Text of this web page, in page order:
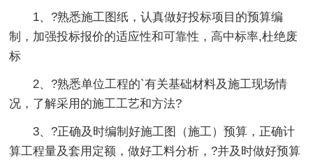
1、?熟悉施工图纸，认真做好投标项目的预算编
制，加强投标报价的适应性和可靠性，高中标率,杜绝废
标
2、?熟悉单位工程的`有关基础材料及施工现场情
况，了解采用的施工工艺和方法?
3、?正确及时编制好施工图（施工）预算，正确计
算工程量及套用定额，做好工料分析，?并及时做好预算